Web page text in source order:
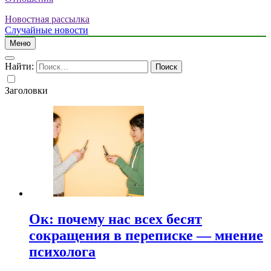
Новостная рассылка
Случайные новости
Меню
Найти:
Заголовки
Ок: почему нас всех бесят
сокращения в переписке — мнение
психолога